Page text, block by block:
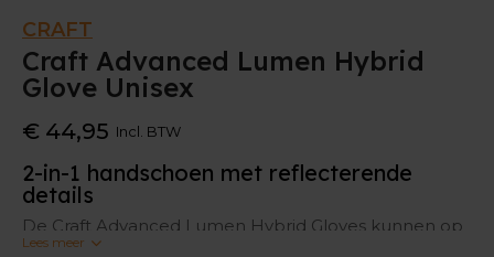
CRAFT
Craft Advanced Lumen Hybrid
Glove Unisex
€ 44,95 Incl. BTW
2-in-1 handschoen met reflecterende
details
De Craft Advanced Lumen Hybrid Gloves kunnen op
twee manieren gedragen worden. De handschoenen
Lees meer